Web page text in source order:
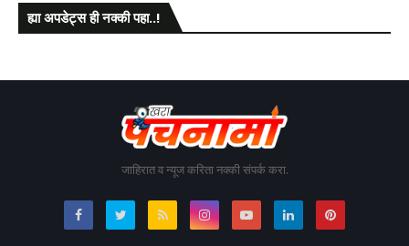
ह्या अपडेट्स ही नक्की पहा..!
जाहिरात व न्यूज करिता नक्की संपर्क करा.